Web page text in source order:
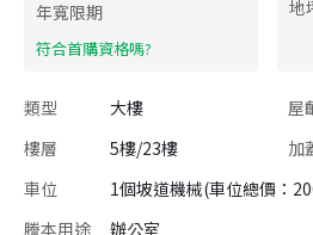
年寬限期
​符合首購資格嗎?
地
類型 大樓 屋
樓層
5樓/23樓 加
車位
1個坡道機械(車位總價：
謄本用途
辦公室